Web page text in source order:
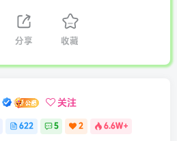
分享 收藏
关注
622 5 2 6.6W+